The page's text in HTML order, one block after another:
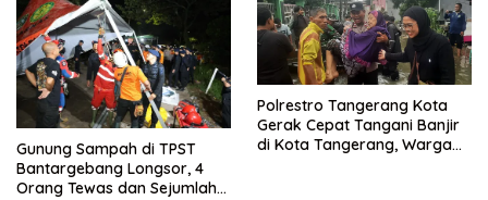
Gunung Sampah di TPST
Bantargebang Longsor, 4
Orang Tewas dan Sejumlah
Polrestro Tangerang Kota
Gerak Cepat Tangani Banjir
di Kota Tangerang, Warga